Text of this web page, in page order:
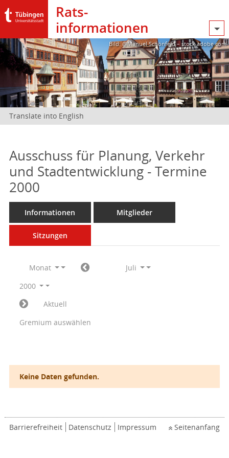
Rats­
informationen
Bild: @Manuel Schönfeld – stock.adobe.com
Translate into English
Ausschuss für Planung, Verkehr
und Stadtentwicklung - Termine
2000
Informationen Mitglieder
Sitzungen
Monat
Juli
2000
Aktuell
Gremium auswählen
Keine Daten gefunden.
Barrierefreiheit Datenschutz Impressum Seitenanfang